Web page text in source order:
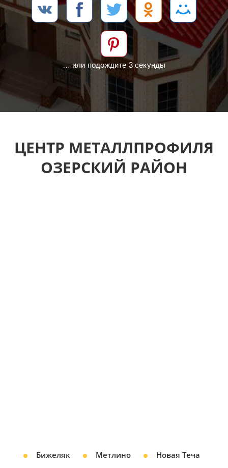
… или подождите 3 секунды
ЦЕНТР МЕТАЛЛПРОФИЛЯ
ОЗЕРСКИЙ РАЙОН
Бижеляк Метлино Новая Теча